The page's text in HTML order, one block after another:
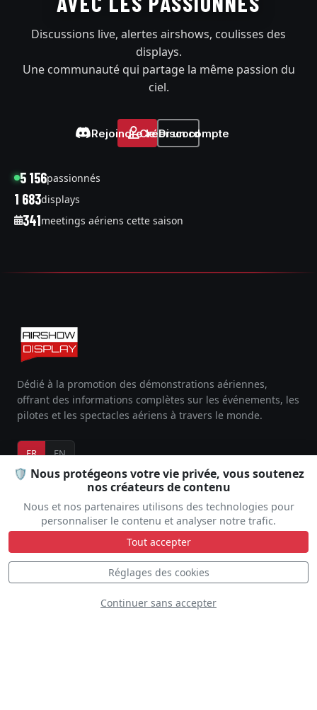
🛡️ Nous protégeons votre vie privée, vous soutenez
nos créateurs de contenu
Nous et nos partenaires utilisons des technologies pour
personnaliser le contenu et analyser notre trafic.
Tout accepter
Réglages des cookies
Continuer sans accepter
Discussions live, alertes airshows, coulisses des
displays.
Une communauté qui partage la même passion du
ciel.
Rejoindre le Discord
Créer un compte
5 156passionnés
1 683displays
341meetings aériens cette saison
Dédié à la promotion des démonstrations aériennes,
offrant des informations complètes sur les événements, les
pilotes et les spectacles aériens à travers le monde.
FR EN
COMMUNAUTÉ